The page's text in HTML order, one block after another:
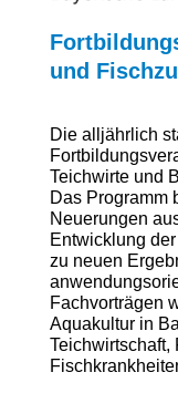
und
Die alljährlich
Teichwirte und
Das Programm
Neuerungen
Entwicklung
zu neuen
Fachvorträgen
Aquakultur in
Teichwirtschaft,